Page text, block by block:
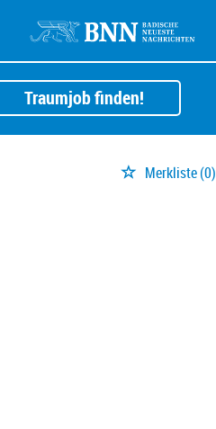
Traumjob finden!
Merkliste(0)